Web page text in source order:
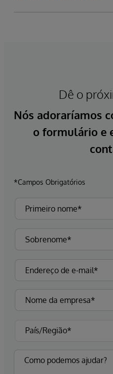
Dê o
Nós adoraríamos
o formulário e
*Campos Obrigatórios